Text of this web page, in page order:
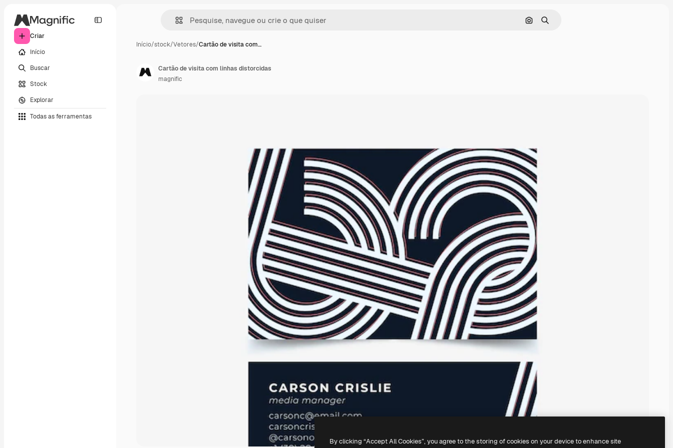
Criar
Início
Buscar
Stock
Explorar
Todas as ferramentas
Pesquisar por imagem
Buscar
Início/stock/Vetores/Cartão de visita com…
Cartão de visita com linhas distorcidas
magnific
By clicking “Accept All Cookies”, you agree to the storing of cookies on your device to enhance site